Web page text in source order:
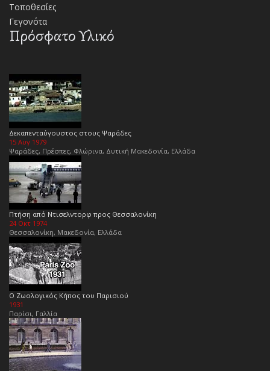
Τοποθεσίες
Γεγονότα
Πρόσφατο Υλικό
Δεκαπενταύγουστος στους Ψαράδες
15 Αυγ 1979
Ψαράδες, Πρέσπες, Φλώρινα, Δυτική Μακεδονία, Ελλάδα
Πτήση από Ντισελντορφ προς Θεσσαλονίκη
24 Οκτ 1974
Θεσσαλονίκη, Μακεδονία, Ελλάδα
Ο Ζωολογικός Κήπος του Παρισιού
1931
Παρίσι, Γαλλία